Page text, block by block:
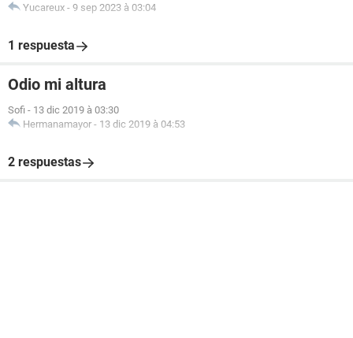
Yucareux - 9 sep 2023 à 03:04
1 respuesta
Odio mi altura
Sofi - 13 dic 2019 à 03:30
Hermanamayor - 13 dic 2019 à 04:53
2 respuestas